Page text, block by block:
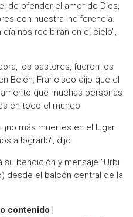
de ofender el amor de Dios,
con nuestra indiferencia.
nos recibirán en el cielo",
los pastores, fueron los
Belén, Francisco dijo que el
que muchas personas
en todo el mundo.
¡no más muertes en el lugar
a lograrlo", dijo.
su bendición y mensaje "Urbi
desde el balcón central de la
contenido |